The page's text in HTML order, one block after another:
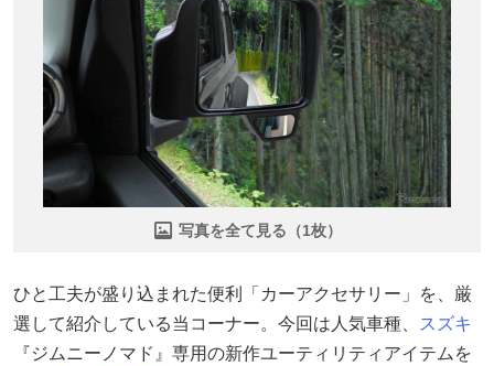
写真を全て見る（1枚）
ひと工夫が盛り込まれた便利「カーアクセサリー」を、厳
選して紹介している当コーナー。今回は人気車種、
スズキ
『ジムニーノマド』専用の新作ユーティリティアイテムを